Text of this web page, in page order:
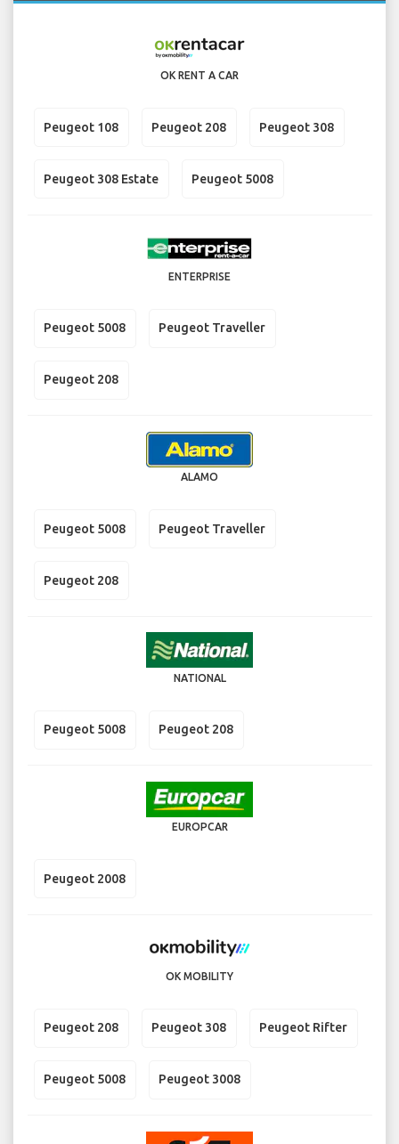
OK RENT A CAR
Peugeot 108 Peugeot 208 Peugeot 308
Peugeot 308 Estate Peugeot 5008
ENTERPRISE
Peugeot 5008 Peugeot Traveller
Peugeot 208
ALAMO
Peugeot 5008 Peugeot Traveller
Peugeot 208
NATIONAL
Peugeot 5008 Peugeot 208
EUROPCAR
Peugeot 2008
OK MOBILITY
Peugeot 208 Peugeot 308 Peugeot Rifter
Peugeot 5008 Peugeot 3008